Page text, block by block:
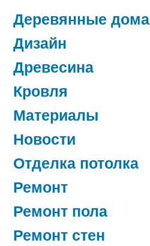
Деревянные дома
Дизайн
Древесина
Кровля
Материалы
Новости
Отделка потолка
Ремонт
Ремонт пола
Ремонт стен